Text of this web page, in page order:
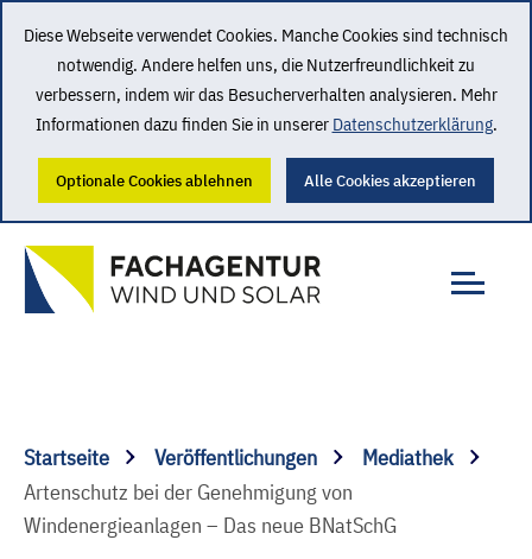
Diese Webseite verwendet Cookies. Manche Cookies sind technisch
notwendig. Andere helfen uns, die Nutzerfreundlichkeit zu
verbessern, indem wir das Besucherverhalten analysieren. Mehr
Informationen dazu finden Sie in unserer Datenschutzerklärung.
Optionale Cookies ablehnen Alle Cookies akzeptieren
Startseite Veröffentlichungen
Mediathek
Artenschutz bei der Genehmigung von
Windenergieanlagen – Das neue BNatSchG